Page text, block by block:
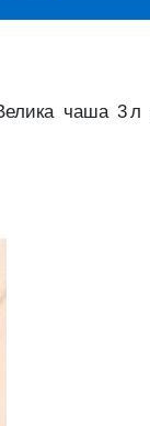
чаша 3 л